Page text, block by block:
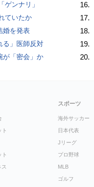
ゲンナリ」
ていたか
婚を発表
る」医師反対
が「密会」か
16.
17.
18.
19.
20.
ト
ト
ス
スポーツ
海外サッカー
日本代表
Jリーグ
プロ野球
MLB
ゴルフ